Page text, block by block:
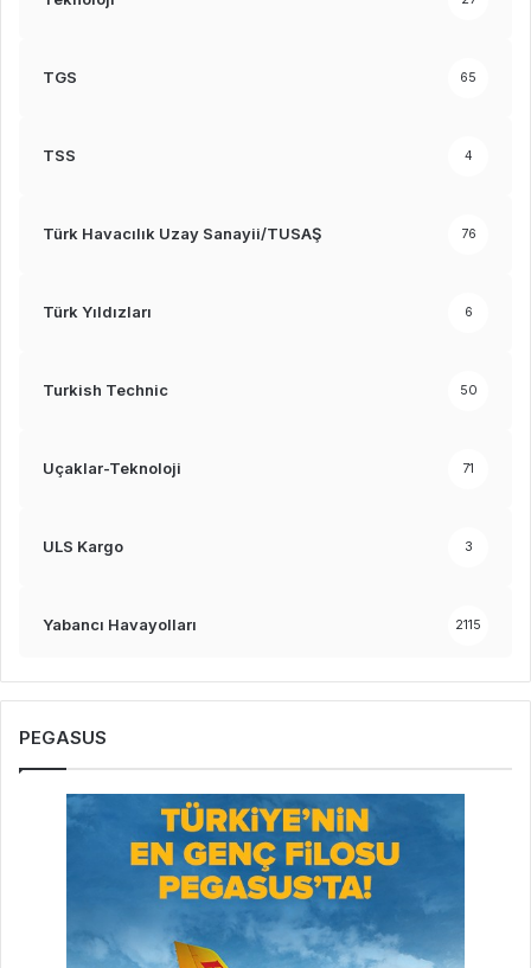
TGS 65
TSS 4
Türk Havacılık Uzay Sanayii/TUSAŞ 76
Türk Yıldızları 6
Turkish Technic 50
Uçaklar-Teknoloji 71
ULS Kargo 3
Yabancı Havayolları 2115
PEGASUS